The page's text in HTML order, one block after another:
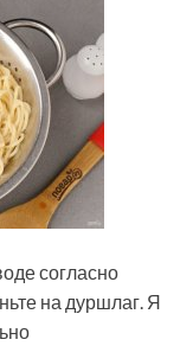
согласно
на дуршлаг. Я